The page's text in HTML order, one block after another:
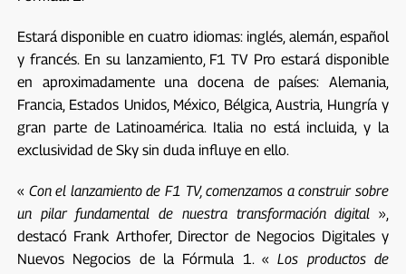
Estará disponible en cuatro idiomas: inglés, alemán, español
y francés. En su lanzamiento, F1 TV Pro estará disponible
en aproximadamente una docena de países: Alemania,
Francia, Estados Unidos, México, Bélgica, Austria, Hungría y
gran parte de Latinoamérica. Italia no está incluida, y la
exclusividad de Sky sin duda influye en ello.
« Con el lanzamiento de F1 TV, comenzamos a construir sobre
un pilar fundamental de nuestra transformación digital »,
destacó Frank Arthofer, Director de Negocios Digitales y
Nuevos Negocios de la Fórmula 1. «Los productos de